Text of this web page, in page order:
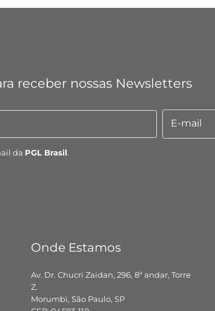
receber nossas Newsletters
mail
E-mail
da PGL Brasil.
Onde Estamos
Av. Dr. Chucri Zaidan, 296, 8ª andar, Torre
Z.
Morumbi, São Paulo, SP